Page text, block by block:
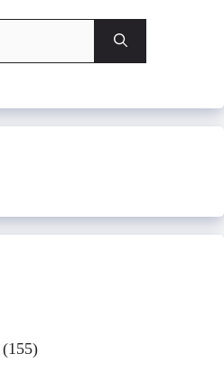
(155)